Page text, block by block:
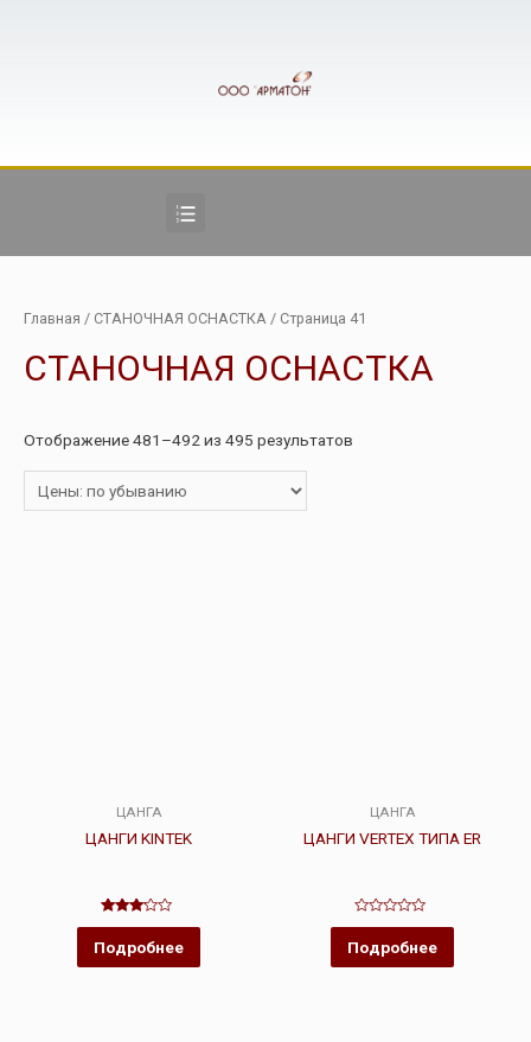
Главная / СТАНОЧНАЯ ОСНАСТКА / Страница 41
СТАНОЧНАЯ ОСНАСТКА
Отображение 481–492 из 495 результатов
ЦАНГА
ЦАНГИ KINTEK
Оценка
из 5
Подробнее
ЦАНГА
ЦАНГИ VERTEX ТИПА ER
Оценка
из
5
Подробнее